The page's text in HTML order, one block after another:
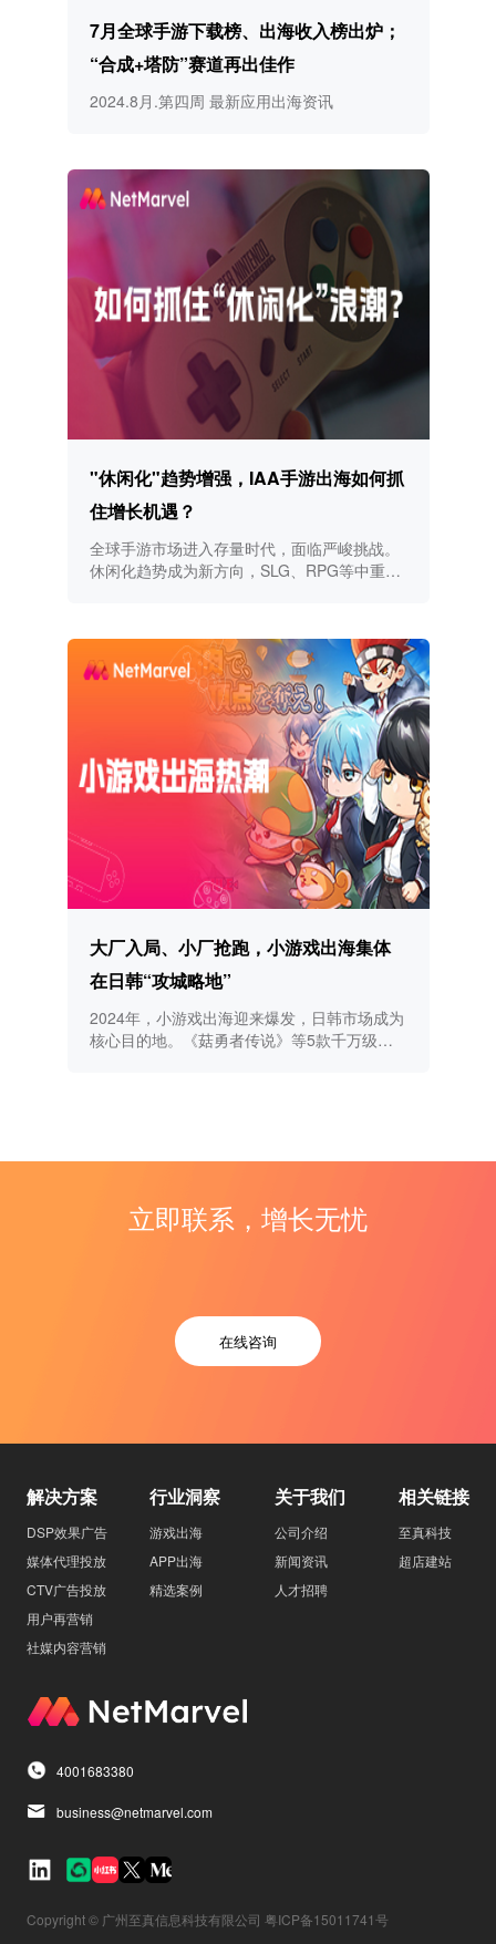
7月全球手游下载榜、出海收入榜出炉；
“合成+塔防”赛道再出佳作
2024.8月.第四周 最新应用出海资讯
"休闲化"趋势增强，IAA手游出海如何抓
住增长机遇？
全球手游市场进入存量时代，面临严峻挑战。
休闲化趋势成为新方向，SLG、RPG等中重度
帮助手游厂商在全球市场中突围。
大厂入局、小厂抢跑，小游戏出海集体
在日韩“攻城略地”
2024年，小游戏出海迎来爆发，日韩市场成为
核心目的地。《菇勇者传说》等5款千万级手
立即联系，增长无忧
在线咨询
解决方案
DSP效果广告
媒体代理投放
CTV广告投放
用户再营销
社媒内容营销
行业洞察
游戏出海
APP出海
精选案例
关于我们
公司介绍
新闻资讯
人才招聘
相关链接
至真科技
超店建站
4001683380
business@netmarvel.com
Copyright © 广州至真信息科技有限公司 粤ICP备15011741号